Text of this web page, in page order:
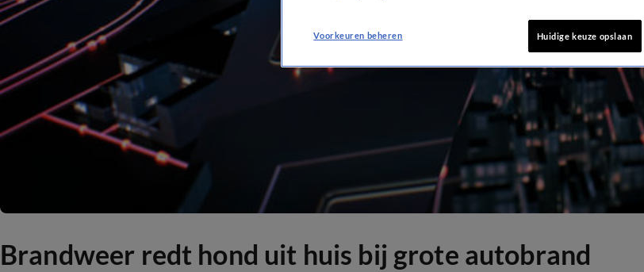
Brandweer redt hond uit huis bij grote autobrand
Voorkeuren beheren Huidige keuze opslaan